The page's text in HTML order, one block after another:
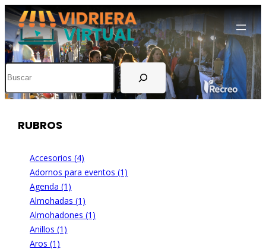
RUBROS
Accesorios (4)
Adornos para eventos (1)
Agenda (1)
Almohadas (1)
Almohadones (1)
Anillos (1)
Aros (1)